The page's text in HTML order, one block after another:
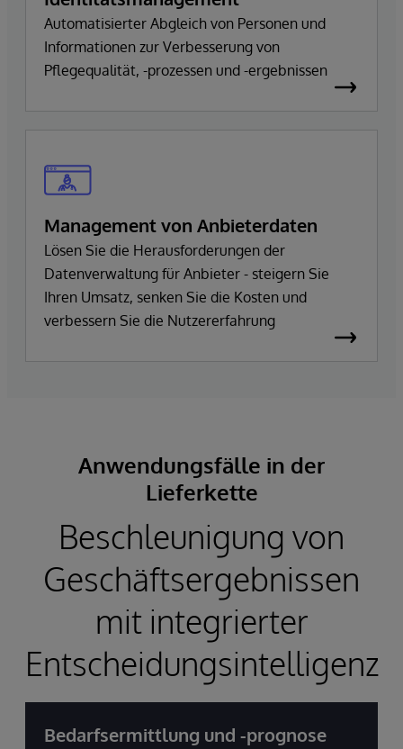
Automatisierter Abgleich von Personen und
Informationen zur Verbesserung von
Pflegequalität, -prozessen und -ergebnissen
Management von Anbieterdaten
Lösen Sie die Herausforderungen der
Datenverwaltung für Anbieter - steigern Sie
Ihren Umsatz, senken Sie die Kosten und
verbessern Sie die Nutzererfahrung
Anwendungsfälle in der
Lieferkette
Beschleunigung von
Geschäftsergebnissen
mit integrierter
Entscheidungsintelligenz
Bedarfsermittlung und -prognose